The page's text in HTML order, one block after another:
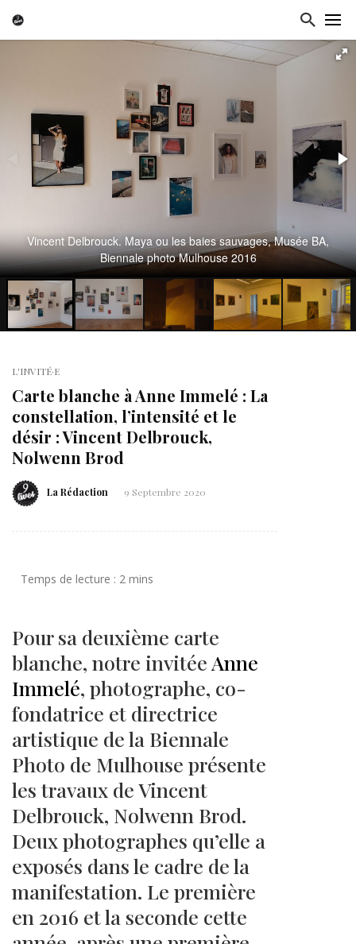
Vincent Delbrouck. Maya ou les baies sauvages, Musée BA,
Biennale photo Mulhouse 2016
L'INVITÉ·E
Carte blanche à Anne Immelé : La
constellation, l’intensité et le
désir : Vincent Delbrouck,
Nolwenn Brod
La Rédaction 9 Septembre 2020
Pour sa deuxième carte
blanche, notre invitée Anne
Immelé, photographe, co-
fondatrice et directrice
artistique de la Biennale
Photo de Mulhouse présente
les travaux de Vincent
Delbrouck, Nolwenn Brod.
Deux photographes qu’elle a
exposés dans le cadre de la
manifestation. Le première
en 2016 et la seconde cette